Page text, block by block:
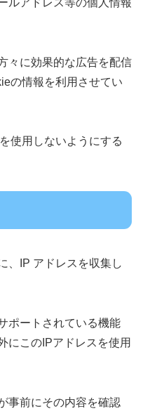
々に効果的な広告を配信
の情報を利用させてい
使用しないようにする
、IP アドレスを収集し
ポートされている機能
にこのIPアドレスを使用
事前にその内容を確認